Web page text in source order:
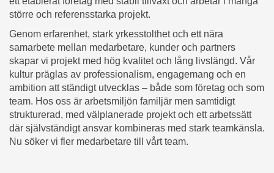
större och referensstarka projekt.
Genom erfarenhet, stark yrkesstolthet och ett nära
samarbete mellan medarbetare, kunder och partners
skapar vi projekt med hög kvalitet och lång livslängd. Vår
kultur präglas av professionalism, engagemang och en
ambition att ständigt utvecklas – både som företag och som
team. Hos oss är arbetsmiljön familjär men samtidigt
strukturerad, med välplanerade projekt och ett arbetssätt
där självständigt ansvar kombineras med stark teamkänsla.
Nu söker vi fler medarbetare till vårt team.